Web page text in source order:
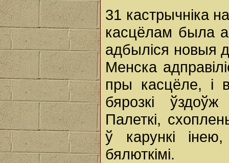
31 кастрычніка
касцёлам была
адбыліся новыя
Менска
пры касцёле, і
бярозкі
Палеткі,
ў карункі інею,
бялюткімі.